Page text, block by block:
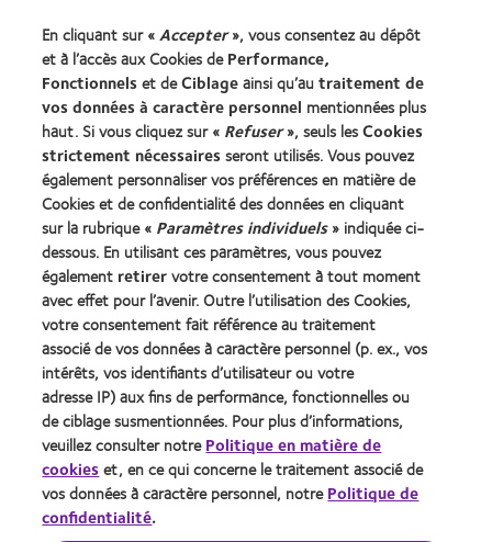
Carrières chez CooperVision
Actualités
Contact
Légal
Politique de confidentialité
Cookies
Conditions d'utilisation
Décret 2013
identifiant unique délivré par l'Agence de la transition
écologique (ADEME) : FR217780_01DQPP
Gérer les préférences relatives au consentement
© 2026CooperVision
En cliquant sur «Accepter», vous consentez au dépôt
et à l’accès aux Cookies dePerformance,
Fonctionnelset deCiblageainsi qu’autraitement de
vos données à caractère personnel mentionnées plus
haut. Si vous cliquez sur « Refuser», seuls lesCookies
strictement nécessairesseront utilisés. Vous pouvez
également personnaliser vos préférences en matière de
Cookies et de confidentialité des données en cliquant
sur la rubrique « Paramètres individuels» indiquée ci-
dessous. En utilisant ces paramètres, vous pouvez
également retirervotre consentement à tout moment
avec effet pour l’avenir. Outre l’utilisation des Cookies,
votre consentement fait référence au traitement
associé de vos données à caractère personnel (p. ex., vos
intérêts, vos identifiants d’utilisateur ou votre
adresse IP) aux fins de performance, fonctionnelles ou
de ciblage susmentionnées. Pour plus d’informations,
veuillez consulter notrePolitique en matière de
cookieset, en ce qui concerne le traitement associé de
vos données à caractère personnel, notrePolitique de
confidentialité.